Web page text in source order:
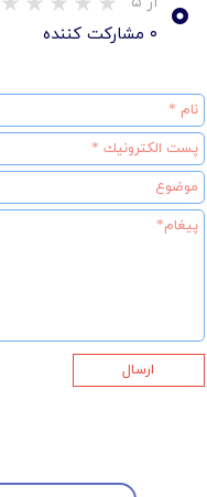
۰ مشارکت کننده
ارسال